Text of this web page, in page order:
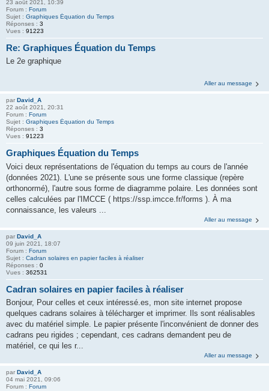
23 août 2021, 10:39
Forum : Forum
Sujet : Graphiques Équation du Temps
Réponses : 3
Vues : 91223
Re: Graphiques Équation du Temps
Le 2e graphique
Aller au message
par David_A
22 août 2021, 20:31
Forum : Forum
Sujet : Graphiques Équation du Temps
Réponses : 3
Vues : 91223
Graphiques Équation du Temps
Voici deux représentations de l'équation du temps au cours de l'année
(données 2021). L'une se présente sous une forme classique (repère
orthonormé), l'autre sous forme de diagramme polaire. Les données sont
celles calculées par l'IMCCE ( https://ssp.imcce.fr/forms ). À ma
connaissance, les valeurs ...
Aller au message
par David_A
09 juin 2021, 18:07
Forum : Forum
Sujet : Cadran solaires en papier faciles à réaliser
Réponses : 0
Vues : 362531
Cadran solaires en papier faciles à réaliser
Bonjour, Pour celles et ceux intéressé.es, mon site internet propose
quelques cadrans solaires à télécharger et imprimer. Ils sont réalisables
avec du matériel simple. Le papier présente l'inconvénient de donner des
cadrans peu rigides ; cependant, ces cadrans demandent peu de
matériel, ce qui les r...
Aller au message
par David_A
04 mai 2021, 09:06
Forum : Forum